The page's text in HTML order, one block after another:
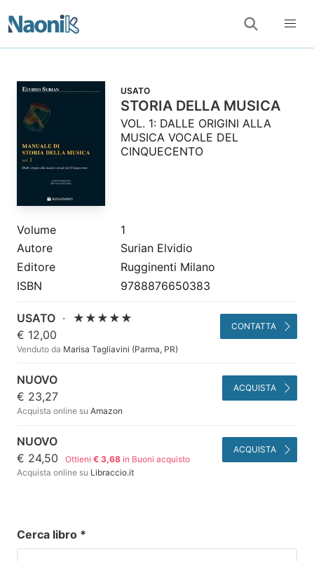
USATO
STORIA DELLA MUSICA
VOL. 1: DALLE ORIGINI ALLA
MUSICA VOCALE DEL
CINQUECENTO
Volume
1
Autore
Surian Elvidio
Editore
Rugginenti Milano
ISBN
9788876650383
USATO ·
★★★★★
€ 12,00
Venduto da Marisa Tagliavini (Parma, PR)
CONTATTA
NUOVO
€ 23,27
Acquista online su Amazon
ACQUISTA
NUOVO
€ 24,50
Ottieni€ 3,68 in Buoni acquisto
Acquista online su Libraccio.it
ACQUISTA
Cerca libro *